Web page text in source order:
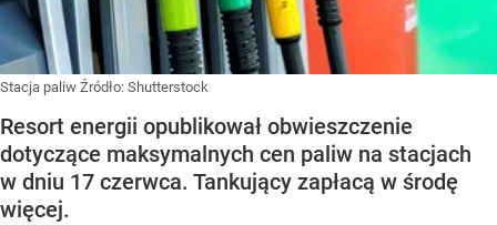
Stacja paliw Źródło: Shutterstock
Resort energii opublikował obwieszczenie
dotyczące maksymalnych cen paliw na stacjach
w dniu 17 czerwca. Tankujący zapłacą w środę
więcej.